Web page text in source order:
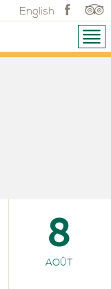
English
8
AOÛT